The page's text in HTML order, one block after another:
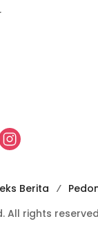
Berita
All rights